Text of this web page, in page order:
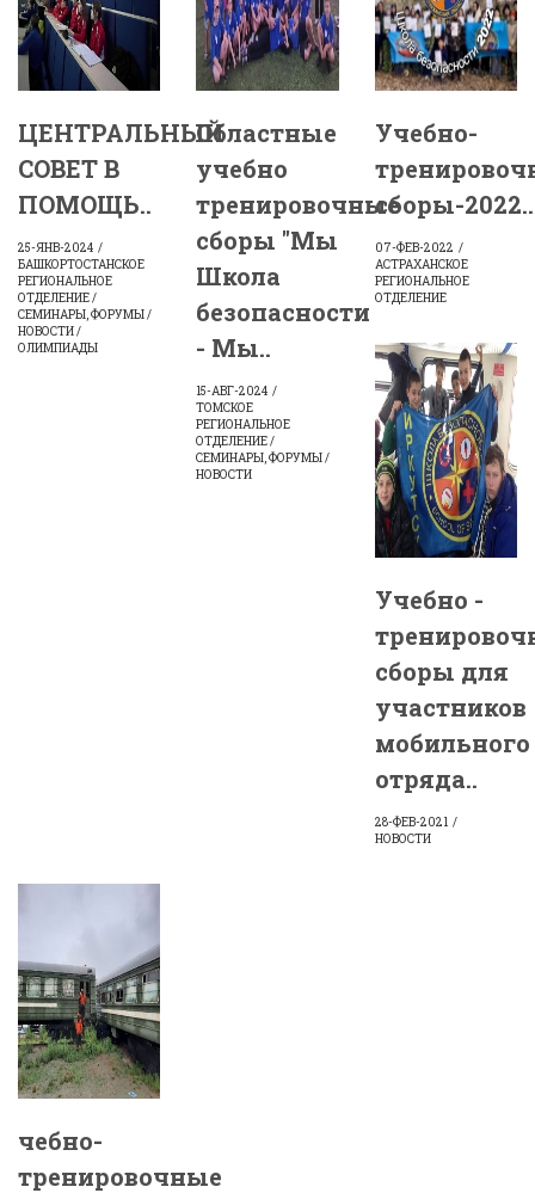
ЦЕНТРАЛЬНЫЙ
СОВЕТ В
ПОМОЩЬ..
25-ЯНВ-2024
БАШКОРТОСТАНСКОЕ
РЕГИОНАЛЬНОЕ
ОТДЕЛЕНИЕ /
СЕМИНАРЫ, ФОРУМЫ /
НОВОСТИ /
ОЛИМПИАДЫ
Областные
учебно
тренировочные
сборы "Мы
Школа
безопасности
- Мы..
15-АВГ-2024
ТОМСКОЕ
РЕГИОНАЛЬНОЕ
ОТДЕЛЕНИЕ /
СЕМИНАРЫ, ФОРУМЫ /
НОВОСТИ
Учебно-
сборы-2022..
07-ФЕВ-2022
АСТРАХАНСКОЕ
РЕГИОНАЛЬНОЕ
ОТДЕЛЕНИЕ
Учебно -
сборы для
участников
мобильного
отряда..
28-ФЕВ-2021
НОВОСТИ
чебно-
тренировочные